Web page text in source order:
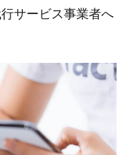
サービス事業者へ